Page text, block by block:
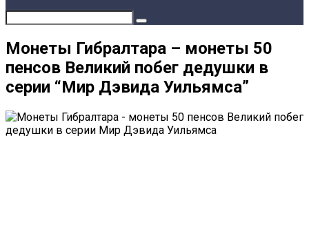
Монеты Гибралтара – монеты 50
пенсов Великий побег дедушки в
серии “Мир Дэвида Уильямса”